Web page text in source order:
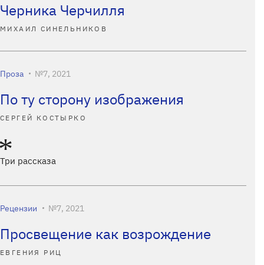
Черника Черчилля
МИХАИЛ СИНЕЛЬНИКОВ
Проза №7, 2021
По ту сторону изображения
СЕРГЕЙ КОСТЫРКО
Три рассказа
Рецензии №7, 2021
Просвещение как возрождение
ЕВГЕНИЯ РИЦ